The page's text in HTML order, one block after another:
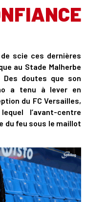
scie ces dernières
au Stade Malherbe
Des doutes que son
a tenu à lever en
du FC Versailles,
l’avant-centre
du feu sous le maillot